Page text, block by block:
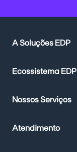
A Soluções EDP
Ecossistema EDP
Nossos Serviços
Atendimento